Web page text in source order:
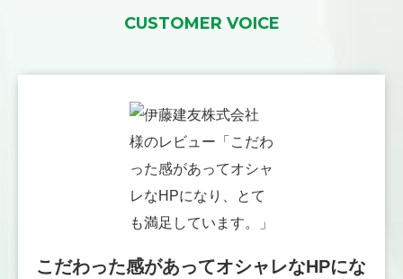
CUSTOMER VOICE
こだわった感があってオシャレなHPにな